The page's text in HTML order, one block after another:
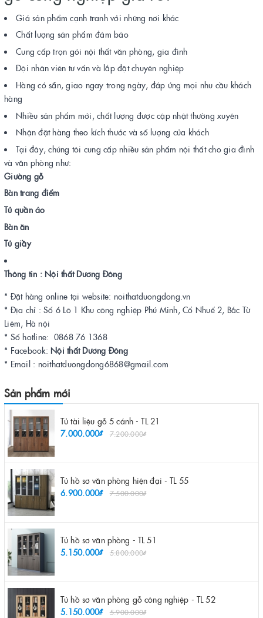
Giá sản phẩm cạnh tranh với những nơi khác
Chất lượng sản phẩm đảm bảo
Cung cấp trọn gói nội thất văn phòng, gia đình
Đội nhân viên tư vấn và lắp đặt chuyên nghiệp
Hàng có sẵn, giao ngay trong ngày, đáp ứng mọi nhu cầu khách
hàng
Nhiều sản phẩm mới, chất lượng được cập nhật thường xuyên
Nhận đặt hàng theo kích thước và số lượng của khách
Tại đây, chúng tôi cung cấp nhiều sản phẩm nội thất cho gia đình
và văn phòng như:
Giường gỗ
Bàn trang điểm
Tủ quần áo
Bàn ăn
Tủ giầy
Thông tin : Nội thất Dương Đông
* Đặt hàng online tại website: noithatduongdong.vn
* Địa chỉ : Số 6 Lô 1 Khu công nghiệp Phú Minh, Cổ Nhuế 2, Bắc Từ
Liêm, Hà nội
* Số hotline: 0868 76 1368
* Facebook: Nội thất Dương Đông
* Email : noithatduongdong6868@gmail.com
Sản phẩm mới
Tủ tài liệu gỗ 5 cánh - TL 21
7.000.000₫
7.200.000₫
Tủ hồ sơ văn phòng hiện đại - TL 55
6.900.000₫
7.500.000₫
Tủ hồ sơ văn phòng - TL 51
5.150.000₫
5.800.000₫
Tủ hồ sơ văn phòng gỗ công nghiệp - TL 52
5.150.000₫
5.900.000₫